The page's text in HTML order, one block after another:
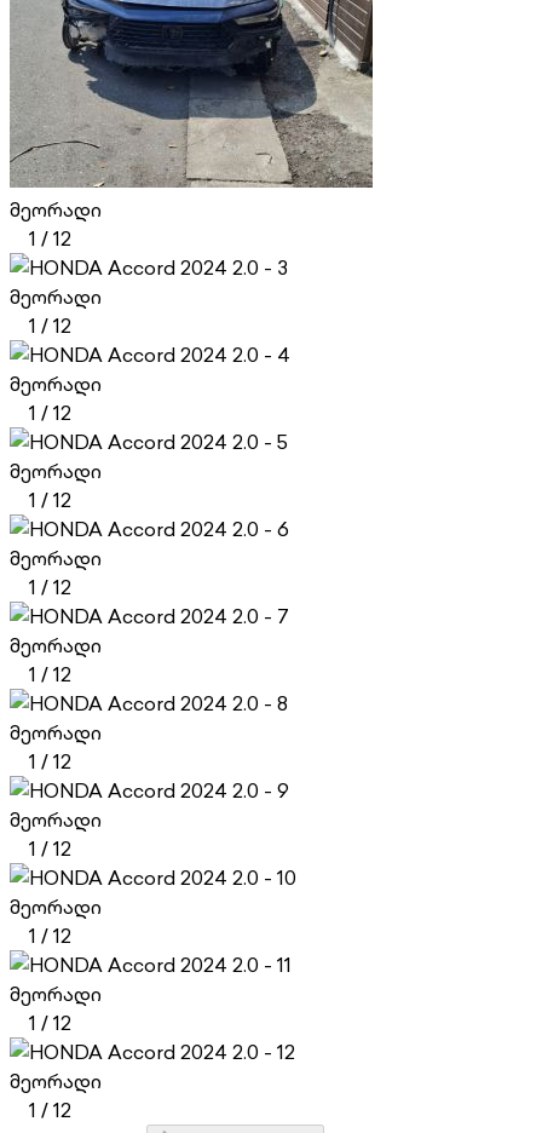
მეორადი
1 /12
მეორადი
1 /12
მეორადი
1 /12
მეორადი
1 /12
მეორადი
1 /12
მეორადი
1 /12
მეორადი
1 /12
მეორადი
1 /12
მეორადი
1 /12
მეორადი
1 /12
მეორადი
1 /12